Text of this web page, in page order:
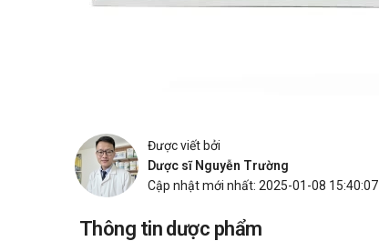
Được viết bởi
Dược sĩ Nguyễn Trường
Cập nhật mới nhất: 2025-01-08 15:40:07
Thông tin dược phẩm